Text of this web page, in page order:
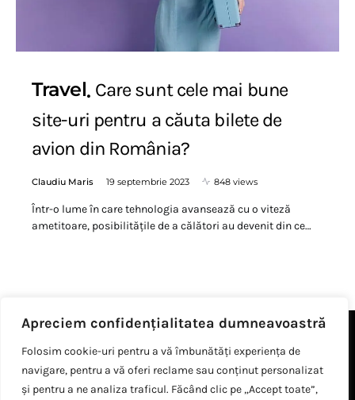
Apreciem confidențialitatea dumneavoastră
Folosim cookie-uri pentru a vă îmbunătăți experiența de
navigare, pentru a vă oferi reclame sau conținut personalizat
și pentru a ne analiza traficul. Făcând clic pe „Accept toate”,
Travel Care sunt cele mai bune
site-uri pentru a căuta bilete de
avion din România?
Claudiu Maris 19 septembrie 2023 848 views
Într-o lume în care tehnologia avansează cu o viteză
ametitoare, posibilitățile de a călători au devenit din ce…